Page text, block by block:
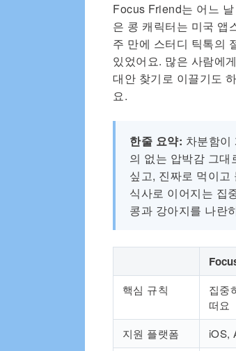
Focus Friend는 어느
은 콩 캐릭터는 미국 앱
주 만에 스터디 틱톡의
있었어요. 많은 사람에
대안 찾기로 이끌기도
요.
한줄 요약: 차분함이
의 없는 압박감 그
싶고, 진짜로 먹이
식사로 이어지는 집
콩과 강아지를 나란
핵심 규칙
집중
떠요
지원 플랫폼
iOS,